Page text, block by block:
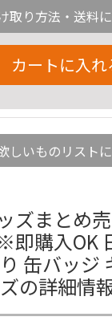
取り方法・送料
カートに入れ
しいものリスト
まとめ
即購入OK
缶バッジ
の詳細情